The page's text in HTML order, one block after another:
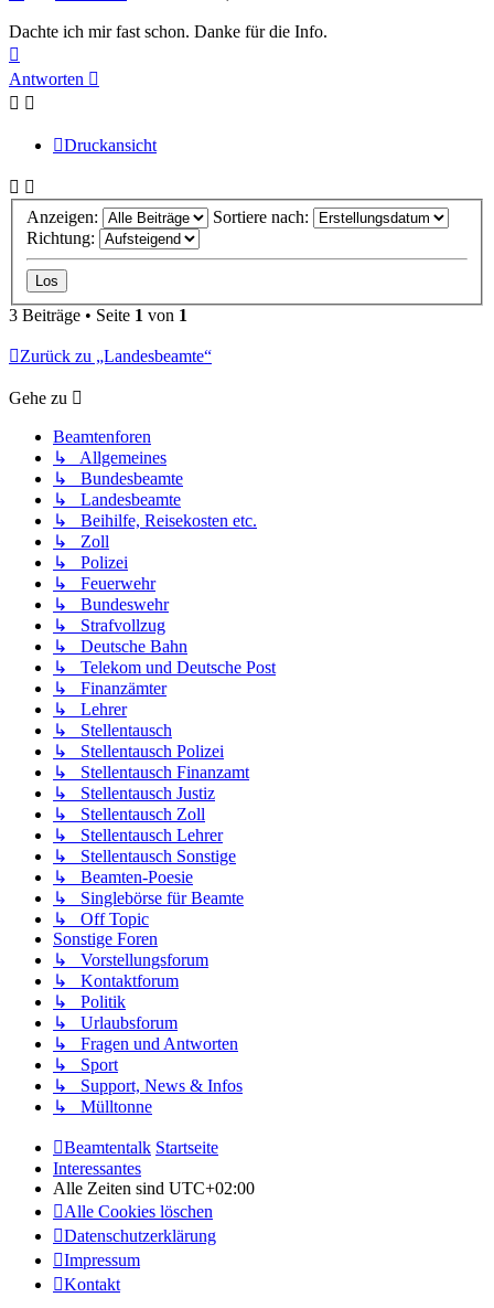
Dachte ich mir fast schon. Danke für die Info.
oben
Antworten
Druckansicht
Anzeigen:
Sortiere nach:
Richtung:
3 Beiträge • Seite 1 von 1
Zurück zu „Landesbeamte“
Gehe zu
Beamtenforen
↳ Allgemeines
↳ Bundesbeamte
↳ Landesbeamte
↳ Beihilfe, Reisekosten etc.
↳ Zoll
↳ Polizei
↳ Feuerwehr
↳ Bundeswehr
↳ Strafvollzug
↳ Deutsche Bahn
↳ Telekom und Deutsche Post
↳ Finanzämter
↳ Lehrer
↳ Stellentausch
↳ Stellentausch Polizei
↳ Stellentausch Finanzamt
↳ Stellentausch Justiz
↳ Stellentausch Zoll
↳ Stellentausch Lehrer
↳ Stellentausch Sonstige
↳ Beamten-Poesie
↳ Singlebörse für Beamte
↳ Off Topic
Sonstige Foren
↳ Vorstellungsforum
↳ Kontaktforum
↳ Politik
↳ Urlaubsforum
↳ Fragen und Antworten
↳ Sport
↳ Support, News & Infos
↳ Mülltonne
Beamtentalk Startseite
Interessantes
Alle Zeiten sind UTC+02:00
Alle Cookies löschen
Datenschutzerklärung
Impressum
Kontakt